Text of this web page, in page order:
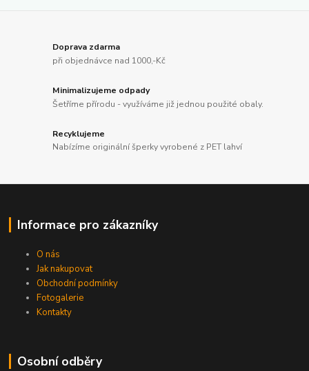
Doprava zdarma
při objednávce nad 1000,-Kč
Minimalizujeme odpady
Šetříme přírodu - využíváme již jednou použité obaly.
Recyklujeme
Nabízíme originální šperky vyrobené z PET lahví
Informace pro zákazníky
O nás
Jak nakupovat
Obchodní podmínky
Fotogalerie
Kontakty
Osobní odběry